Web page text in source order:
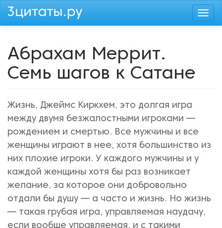
Перейти
Абрахам Меррит.
Семь шагов к Сатане
Жизнь, Джеймс Киркхем, это долгая игра
между двумя безжалостными игроками —
рождением и смертью. Все мужчины и все
женщины играют в нее, хотя большинство из
них плохие игроки. У каждого мужчины и у
каждой женщины хотя бы раз возникает
желание, за которое они добровольно
отдали бы душу — а часто и жизнь. Но жизнь
— такая грубая игра, управляемая наудачу,
если вообще управляемая, и с такими